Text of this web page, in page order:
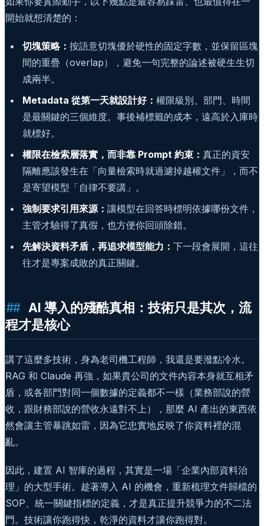
開始就想清楚的：
切塊策略： 按語意切塊優於硬性的固定字數，並保留區塊
間的重疊（overlap），避免一句完整的論述被硬生生切
成兩半。
Metadata 從第一天就設計好： 權限級別、部門、時間
是最關鍵的三個維度。事後補標籤的成本，遠高於入庫時
就標好。
權限在檢索層落實，而非靠 Prompt 約束： 真正的資安
隔離應該發生在「向量檢索時就過濾掉越權文件」，而不
是寄望模型「自律不要講」。
強制要求引用來源： 讓模型在回答時標明依據哪份文件，
主管才驗得了真假，也方便你回頭除錯。
先解決資料矛盾，再追求模型能力： 下一段會展開，這往
往才是專案成敗的真正關鍵。
AI 導入的殘酷真相：技術只是其次，流
程才是核心
講了這麼多技術，身為老司機工程師，我還是要潑點冷水。
RAG 和 Claude 再強，如果貴公司的文件內容本身就互相矛
盾，或各部門對同一個數據的定義都不一樣（業務部說的營
收，跟財務部說的營收永遠對不上），那麼 AI 產出的東西依
然會讓主管暴跳如雷，因為它忠實地反映了你資料裡的混
亂。
因此，建置 AI 智庫的過程，其實是一場「企業內部資料治
理」的大型手術。趁著導入 AI 的機會，重新梳理文件歸檔的
SOP、統一關鍵指標的定義，才是真正提升競爭力的不二法
門。技術讓你跑得快，乾淨的資料才讓你跑得對。